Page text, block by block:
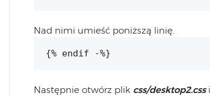
Nad nimi umieść poniższą linię.
{% endif -%}
Następnie otwórz plik css/desktop2.cssi